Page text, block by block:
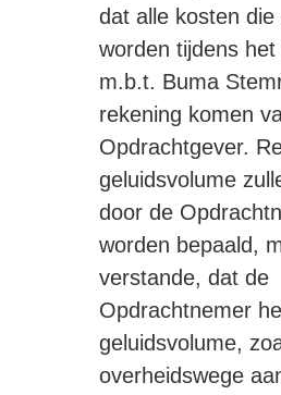
dat alle kosten
worden tijdens
m.b.t. Buma
rekening komen
Opdrachtgever.
geluidsvolume
door de
worden bepaald,
verstande, dat de
Opdrachtnemer
geluidsvolume,
overheidswege